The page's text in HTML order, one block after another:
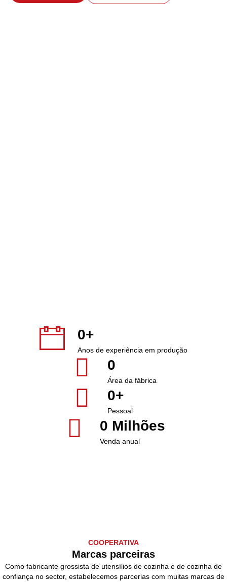
0+
Anos de experiência em produção
0
Área da fábrica
0+
Pessoal
0 Milhões
Venda anual
COOPERATIVA
Marcas parceiras
Como fabricante grossista de utensílios de cozinha e de cozinha de
confiança no sector, estabelecemos parcerias com muitas marcas de